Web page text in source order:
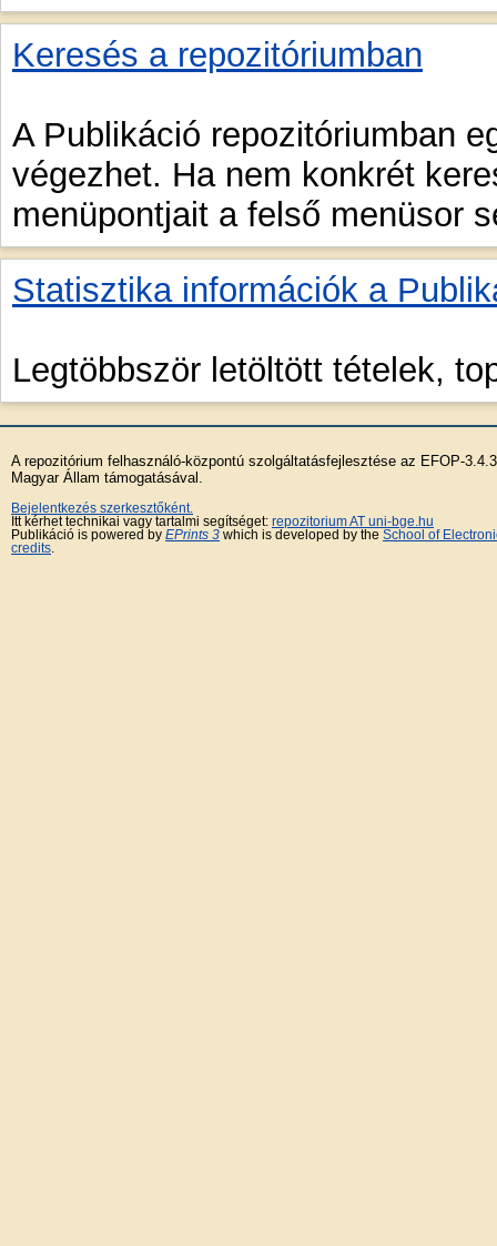
Keresés a repozitóriumban
A Publikáció repozitóriumban
végezhet. Ha nem konkrét
menüpontjait a felső menüsor
Statisztika információk a
Legtöbbször letöltött tételek,
A repozitórium felhasználó-központú szolgáltatásfejlesztése az EFOP-
Magyar Állam támogatásával.
Bejelentkezés szerkesztőként.
Itt kérhet technikai vagy tartalmi segítséget: repozitorium AT uni-bge.hu
Publikáció is powered by EPrints 3 which is developed by the School of
credits